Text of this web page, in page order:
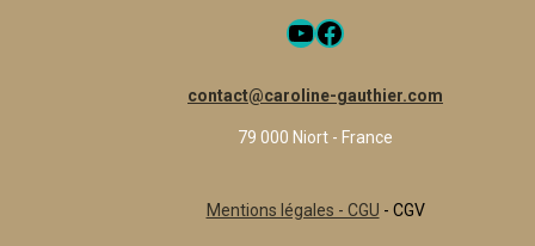
YouTube
Facebook
contact@caroline-gauthier.com
79 000 Niort - France
Mentions légales - CGU - CGV